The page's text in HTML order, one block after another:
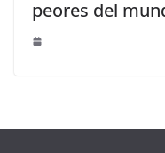
peores del